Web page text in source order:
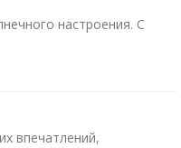
настроения. С
впечатлений,